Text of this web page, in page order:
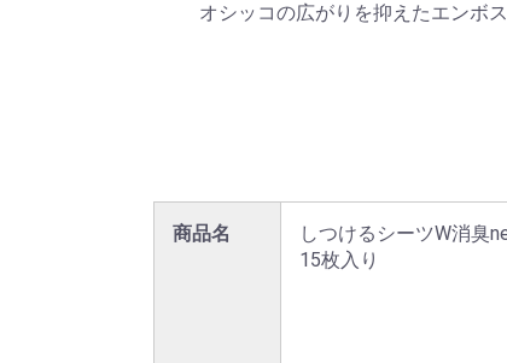
オシッコの広がりを抑えたエンボ
商品名
しつけるシーツW消臭
15枚入り